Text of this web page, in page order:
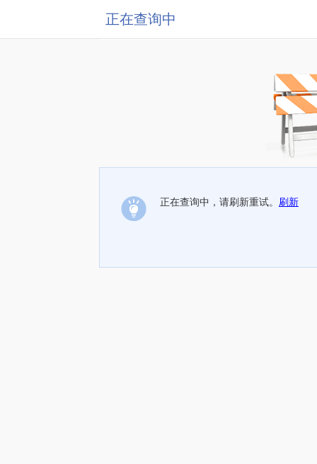
正在查询中
正在查询中，请刷新重试。 刷新